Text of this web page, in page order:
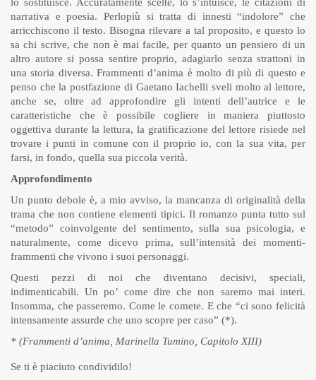
narrativa e poesia. Perlopiù si tratta di innesti “indolore” che
arricchiscono il testo. Bisogna rilevare a tal proposito, e questo lo
sa chi scrive, che non è mai facile, per quanto un pensiero di un
altro autore si possa sentire proprio, adagiarlo senza strattoni in
una storia diversa. Frammenti d’anima è molto di più di questo e
penso che la postfazione di Gaetano Iachelli sveli molto al lettore,
anche se, oltre ad approfondire gli intenti dell’autrice e le
caratteristiche che è possibile cogliere in maniera piuttosto
oggettiva durante la lettura, la gratificazione del lettore risiede nel
trovare i punti in comune con il proprio io, con la sua vita, per
farsi, in fondo, quella sua piccola verità.
Approfondimento
Un punto debole è, a mio avviso, la mancanza di originalità della
trama che non contiene elementi tipici. Il romanzo punta tutto sul
“metodo” coinvolgente del sentimento, sulla sua psicologia, e
naturalmente, come dicevo prima, sull’intensità dei momenti-
frammenti che vivono i suoi personaggi.
Questi pezzi di noi che diventano decisivi, speciali,
indimenticabili. Un po’ come dire che non saremo mai interi.
Insomma, che passeremo. Come le comete. E che “ci sono felicità
intensamente assurde che uno scopre per caso” (*).
* (Frammenti d’anima, Marinella Tumino, Capitolo XIII)
Se ti è piaciuto condividilo!